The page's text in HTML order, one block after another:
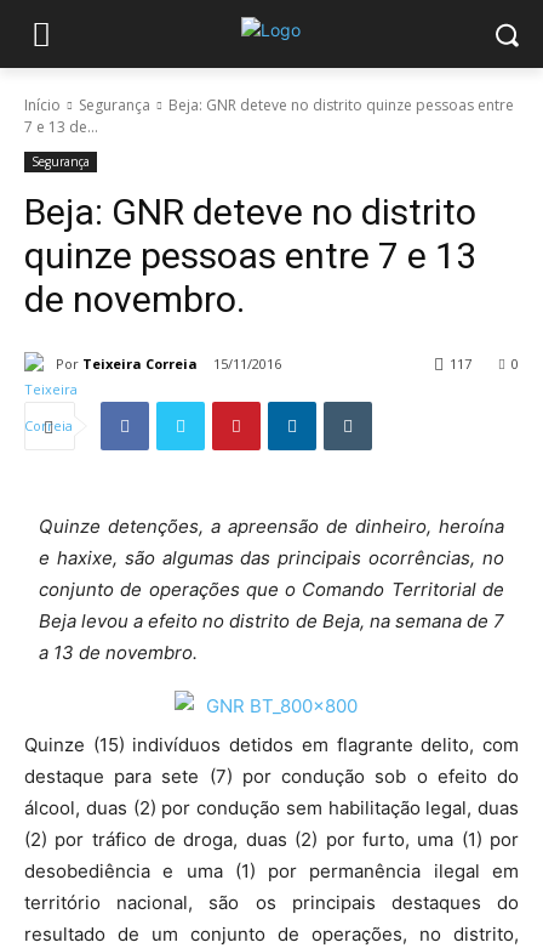
Início Segurança
Beja: GNR deteve no distrito quinze pessoas entre
7 e 13 de...
Segurança
Beja: GNR deteve no distrito
quinze pessoas entre 7 e 13
de novembro.
Por Teixeira Correia 15/11/2016 0
117
Quinze detenções, a apreensão de dinheiro, heroína
e haxixe, são algumas das principais ocorrências, no
conjunto de operações que o Comando Territorial de
Beja levou a efeitono distrito de Beja, na semana de 7
a 13 de novembro.
Quinze (15) indivíduos detidos em flagrante delito, com
destaque para sete (7) por condução sob o efeito do
álcool, duas (2) por condução sem habilitação legal, duas
(2) por tráfico de droga, duas (2) por furto, uma (1) por
desobediência e uma (1) por permanência ilegal em
território nacional, são os principais destaques do
resultado de um conjunto de operações, no distrito,